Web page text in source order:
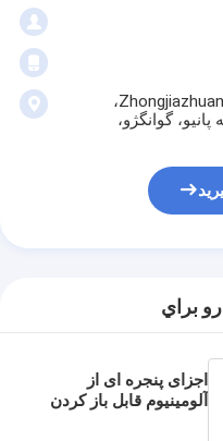
افزودن: شماره 11، خیابان شمالی Zhongjiazhuang،
گوانگژو،
براي
اجزای پنجره ای از
آلومینیوم قابل باز کردن